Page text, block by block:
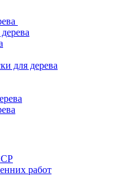
для дерева
работ